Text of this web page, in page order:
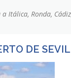
a Itálica, Ronda,
DE